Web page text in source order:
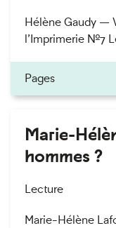
Hélène Gaudy —
l’Imprimerie n°7
Pages
Marie-
hommes ?
Lecture
Marie-Hélène